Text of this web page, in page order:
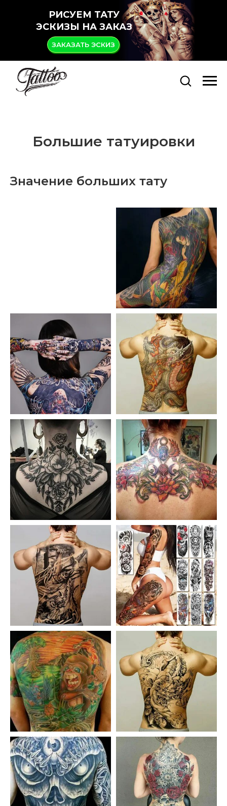
РИСУЕМ ТАТУ
ЭСКИЗЫ НА ЗАКАЗ
ЗАКАЗАТЬ ЭСКИЗ
Большие татуировки
Значение больших тату